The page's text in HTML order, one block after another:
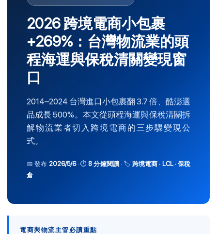
2026 跨境電商小包裹
+269%：台灣物流業的頭
程海運與保稅清關變現窗
口
2014–2024 台灣進口小包裹翻 3.7 倍、酷澎選
品成長 500%。本文從頭程海運與保稅清關拆
解物流業者切入跨境電商的三步驟變現公
式。
📅 發布 2026/5/6· ⏱8 分鐘閱讀 · 🏷 跨境電商 · LCL · 保稅
倉
電商與物流主管必讀重點